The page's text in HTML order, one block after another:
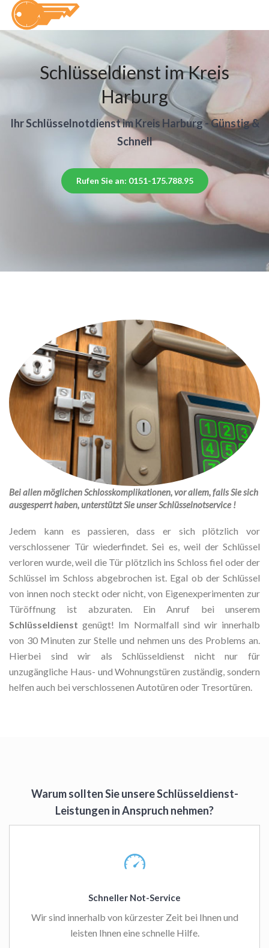
Schlüsseldienst im Kreis
Harburg
Ihr Schlüsselnotdienst im Kreis Harburg - Günstig &
Schnell
Rufen Sie an: 0151-175.788.95
Bei allen möglichen Schlosskomplikationen, vor allem, falls Sie sich
ausgesperrt haben, unterstützt Sie unser Schlüsselnotservice !
Jedem kann es passieren, dass er sich plötzlich vor
verschlossener Tür wiederfindet. Sei es, weil der Schlüssel
verloren wurde, weil die Tür plötzlich ins Schloss fiel oder der
Schlüssel im Schloss abgebrochen ist. Egal ob der Schlüssel
von innen noch steckt oder nicht, von Eigenexperimenten zur
Türöffnung ist abzuraten. Ein Anruf bei unserem
Schlüsseldienstgenügt! Im Normalfall sind wir innerhalb
von 30 Minuten zur Stelle und nehmen uns des Problems an.
Hierbei sind wir als Schlüsseldienst nicht nur für
unzugängliche Haus- und Wohnungstüren zuständig, sondern
helfen auch bei verschlossenen Autotüren oder Tresortüren.
Warum sollten Sie unsere Schlüsseldienst-
Leistungen in Anspruch nehmen?
Schneller Not-Service
Wir sind innerhalb von kürzester Zeit bei Ihnen und
leisten Ihnen eine schnelle Hilfe.